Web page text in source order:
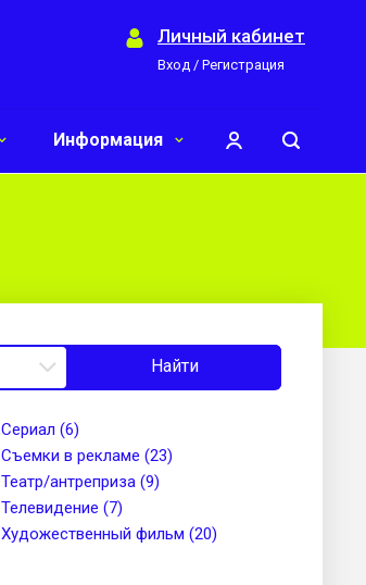
Личный кабинет
Вход / Регистрация
Информация
Найти
Сериал (6)
Съемки в рекламе (23)
Театр/антреприза (9)
Телевидение (7)
Художественный фильм (20)